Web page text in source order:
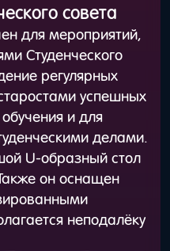
совета
для мероприятий,
Студенческого
регулярных
успешных
и для
делами.
U-образный стол
он оснащен
неподалёку